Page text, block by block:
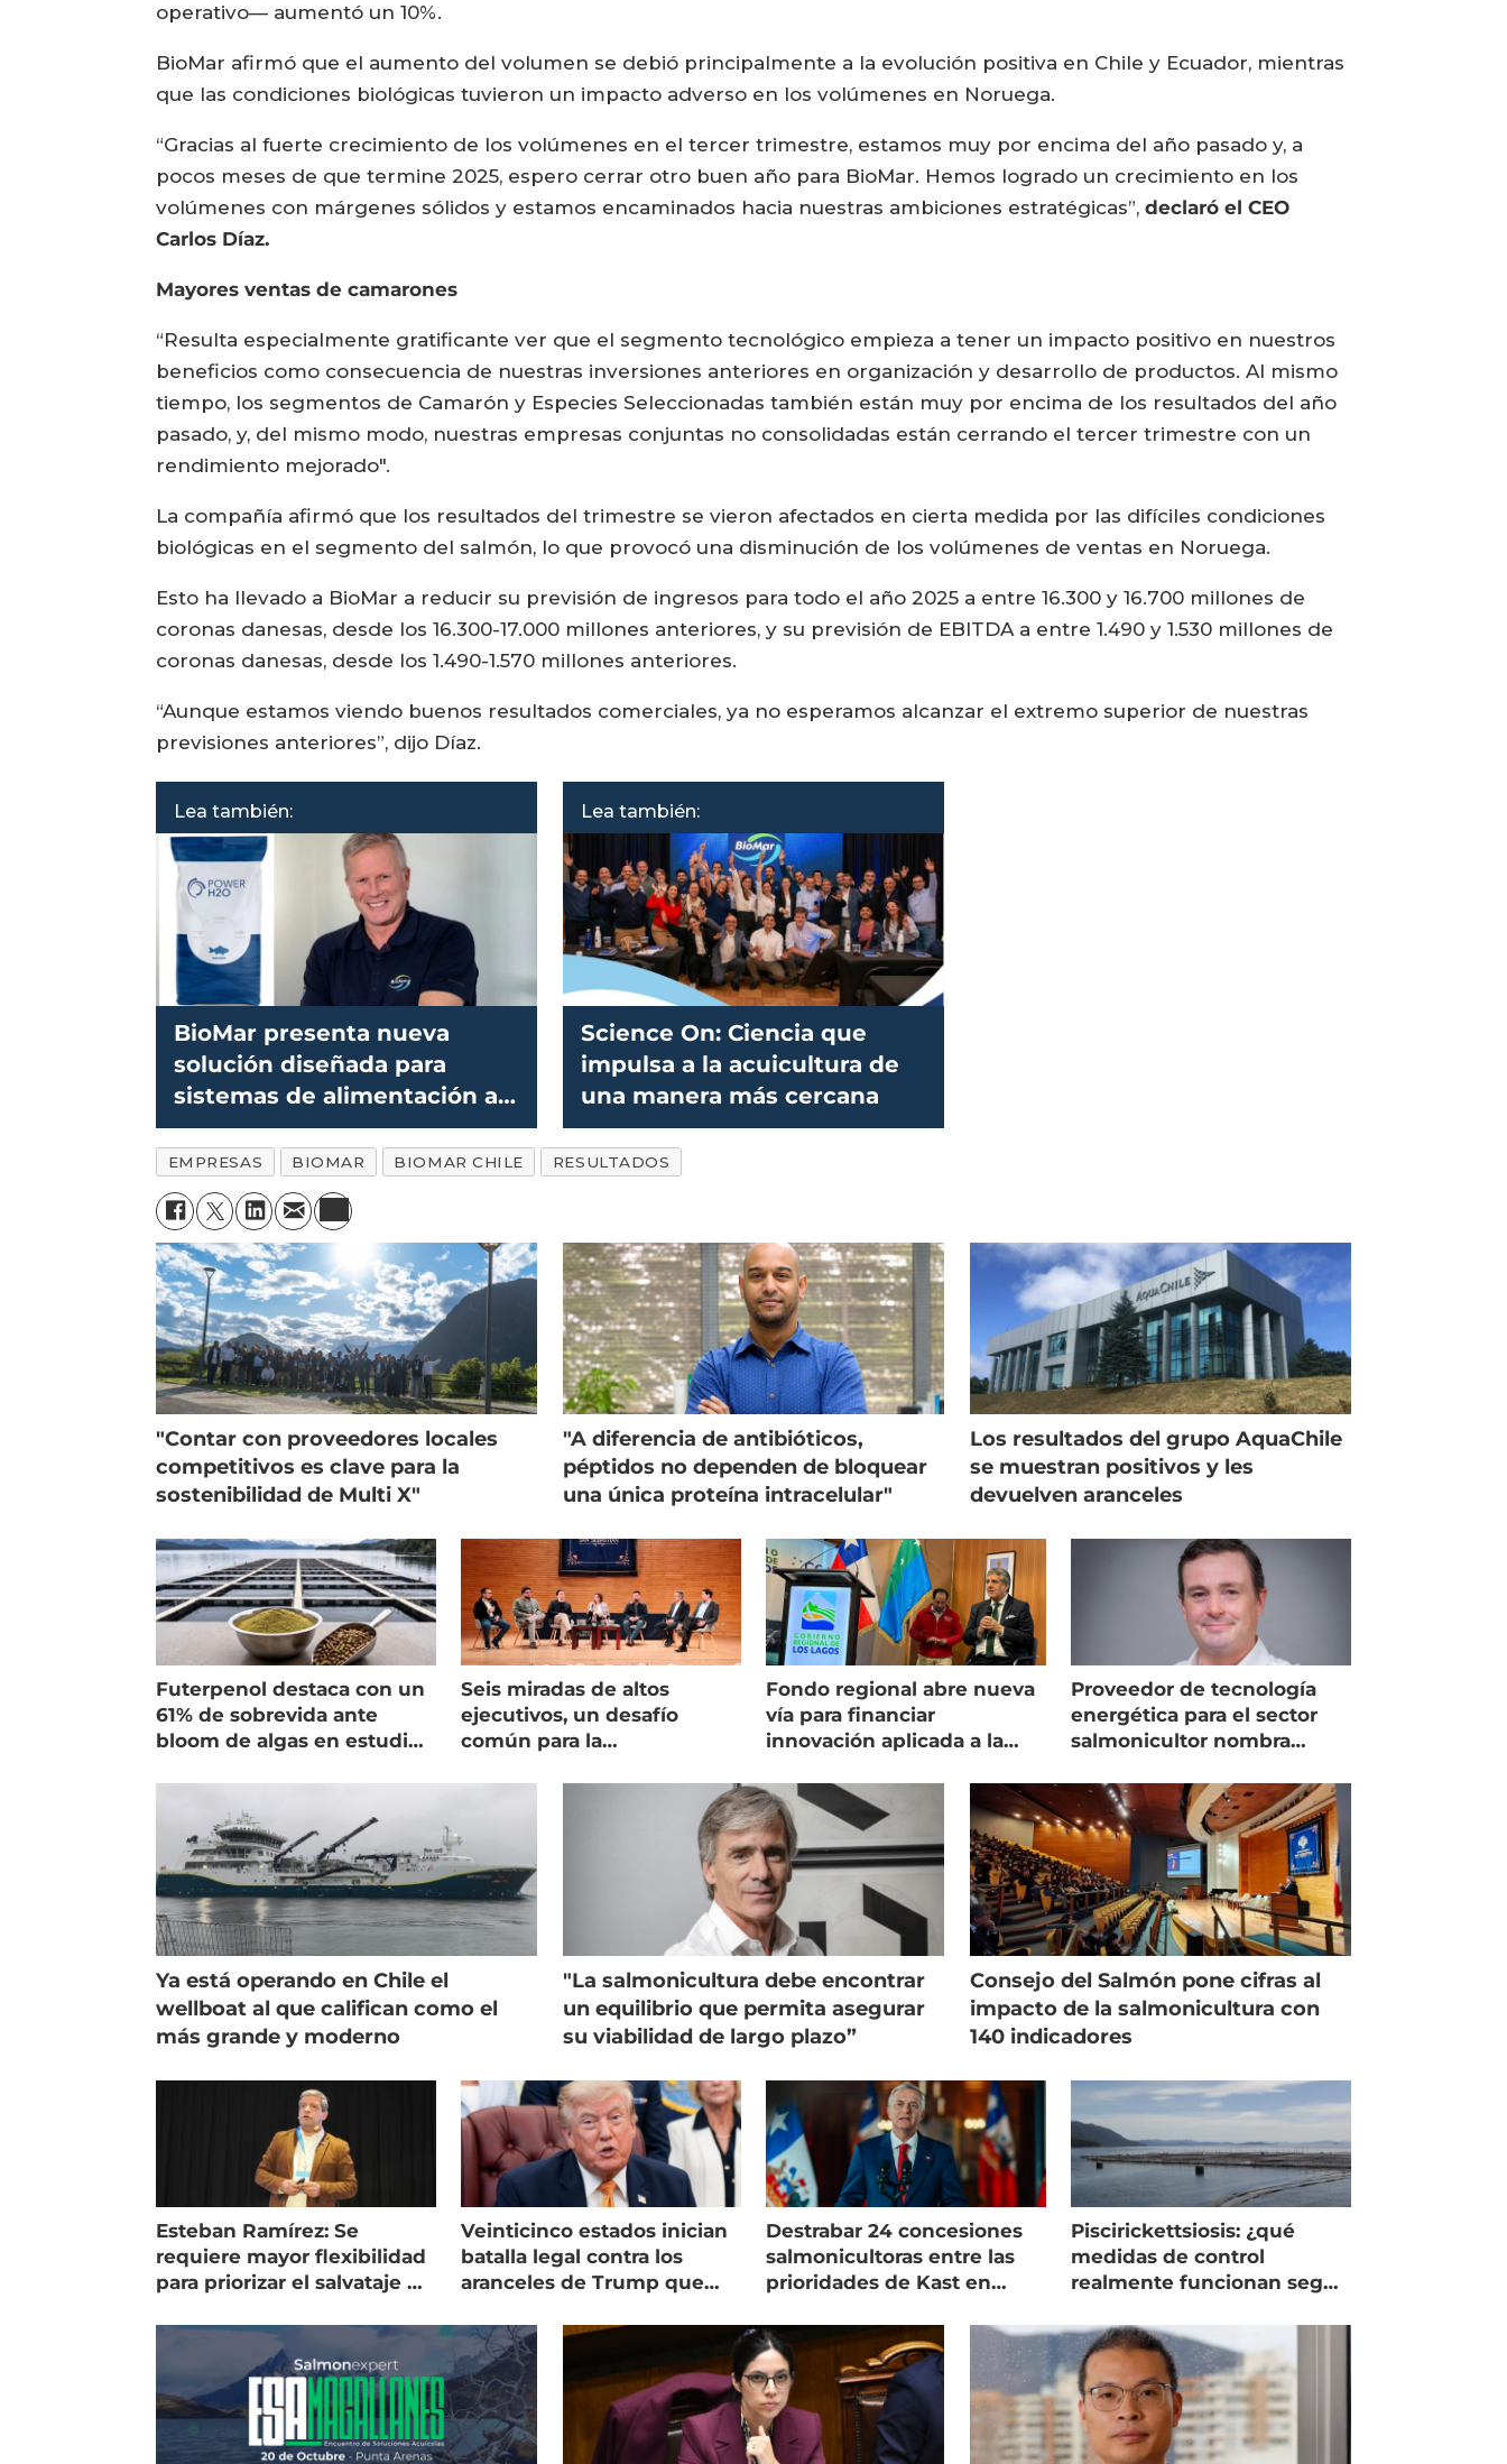
operativo— aumentó un 10%.
BioMar afirmó que el aumento del volumen se debió principalmente a la evolución positiva en Chile y Ecuador, mientras
que las condiciones biológicas tuvieron un impacto adverso en los volúmenes en Noruega.
“Gracias al fuerte crecimiento de los volúmenes en el tercer trimestre, estamos muy por encima del año pasado y, a
pocos meses de que termine 2025, espero cerrar otro buen año para BioMar. Hemos logrado un crecimiento en los
volúmenes con márgenes sólidos y estamos encaminados hacia nuestras ambiciones estratégicas”,declaró el CEO
Carlos Díaz.
Mayores ventas de camarones
“Resulta especialmente gratificante ver que el segmento tecnológico empieza a tener un impacto positivo en nuestros
beneficios como consecuencia de nuestras inversiones anteriores en organización y desarrollo de productos. Al mismo
tiempo, los segmentos de Camarón y Especies Seleccionadas también están muy por encima de los resultados del año
pasado, y, del mismo modo, nuestras empresas conjuntas no consolidadas están cerrando el tercer trimestre con un
rendimiento mejorado".
La compañía afirmó que los resultados del trimestre se vieron afectados en cierta medida por las difíciles condiciones
biológicas en el segmento del salmón, lo que provocó una disminución de los volúmenes de ventas en Noruega.
Esto ha llevado a BioMar a reducir su previsión de ingresos para todo el año 2025 a entre 16.300 y 16.700 millones de
coronas danesas, desde los 16.300-17.000 millones anteriores, y su previsión de EBITDA a entre 1.490 y 1.530 millones de
coronas danesas, desde los 1.490-1.570 millones anteriores.
“Aunque estamos viendo buenos resultados comerciales, ya no esperamos alcanzar el extremo superior de nuestras
previsiones anteriores”, dijo Díaz.
Lea también:
BioMar presenta nueva
solución diseñada para
sistemas de alimentación a
base de agua
Lea también:
Science On: Ciencia que
impulsa a la acuicultura de
una manera más cercana
EMPRESAS BIOMAR BIOMAR CHILE RESULTADOS
"Contar con proveedores locales
competitivos es clave para la
sostenibilidad de Multi X"
"A diferencia de antibióticos,
péptidos no dependen de bloquear
una única proteína intracelular"
Los resultados del grupo AquaChile
se muestran positivos y les
devuelven aranceles
Futerpenol destaca con un
61% de sobrevida ante
bloom de algas en estudio
Seis miradas de altos
ejecutivos, un desafío
común para la
Fondo regional abre nueva
vía para financiar
innovación aplicada a la
Proveedor de tecnología
energética para el sector
salmonicultor nombra
Ya está operando en Chile el
wellboat al que califican como el
más grande y moderno
"La salmonicultura debe encontrar
un equilibrio que permita asegurar
su viabilidad de largo plazo”
Consejo del Salmón pone cifras al
impacto de la salmonicultura con
140 indicadores
Esteban Ramírez: Se
requiere mayor flexibilidad
para priorizar el salvataje de
Veinticinco estados inician
batalla legal contra los
aranceles de Trump que
Destrabar 24 concesiones
salmonicultoras entre las
prioridades de Kast en
Piscirickettsiosis: ¿qué
medidas de control
realmente funcionan según